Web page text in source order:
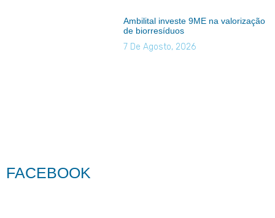
Ambilital investe 9ME na valorização
de biorresíduos
7 De Agosto, 2026
FACEBOOK